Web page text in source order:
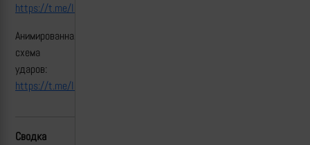
https://t.me/lost_armour/5181
Анимированная
схема
ударов:
https://t.me/lost_armour/5187
Сводка